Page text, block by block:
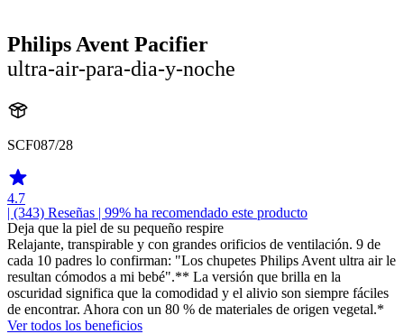
Philips Avent Pacifier
ultra-air-para-dia-y-noche
SCF087/28
4.7
| (343) Reseñas | 99% ha recomendado este producto
Deja que la piel de su pequeño respire
Relajante, transpirable y con grandes orificios de ventilación. 9 de
cada 10 padres lo confirman: "Los chupetes Philips Avent ultra air le
resultan cómodos a mi bebé".** La versión que brilla en la
oscuridad significa que la comodidad y el alivio son siempre fáciles
de encontrar. Ahora con un 80 % de materiales de origen vegetal.*
Ver todos los beneficios